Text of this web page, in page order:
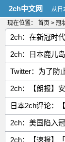
2ch中文网 从日
现在位置： 首页 > 冠
Twitter：为了防
日本2ch评论：
2ch：美国陷入
2ch：【速报】